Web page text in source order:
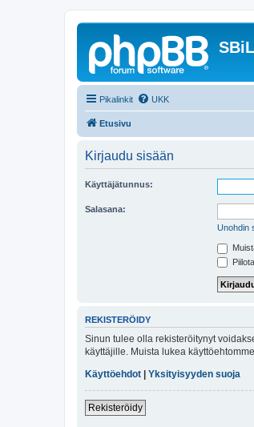
Pikalinkit UKK
Etusivu
Kirjaudu sisään
Käyttäjätunnus:
Salasana:
Unohdin
REKISTERÖIDY
Sinun tulee olla rekisteröitynyt
käyttäjille. Muista lukea
Käyttöehdot | Yksityisyyden suoja
Rekisteröidy